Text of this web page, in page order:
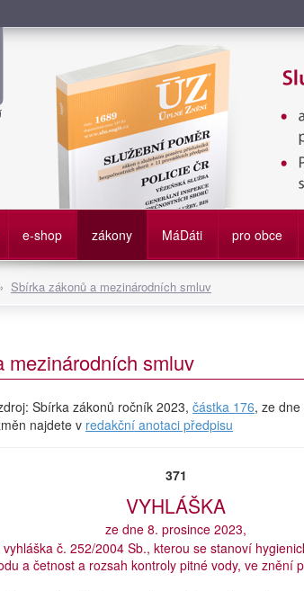
Služební poměr příslušníků
e-shop zákony MáDáti pro obce
Sbírka zákonů a mezinárodních smluv
mezinárodních smluv
Sbírka zákonů ročník 2023, částka 176, ze
najdete v redakční anotaci předpisu
371
VYHLÁŠKA
ze dne 8. prosince 2023,
č. 252/2004 Sb., kterou se stanoví
a četnost a rozsah kontroly pitné vody, ve znění